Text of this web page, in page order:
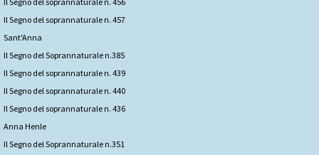
Il Segno del soprannaturale n. 457
Sant'Anna
Il Segno del Soprannaturale n.385
Il Segno del soprannaturale n. 439
Il Segno del soprannaturale n. 440
Il Segno del soprannaturale n. 436
Anna Henle
Il Segno del Soprannaturale n.351